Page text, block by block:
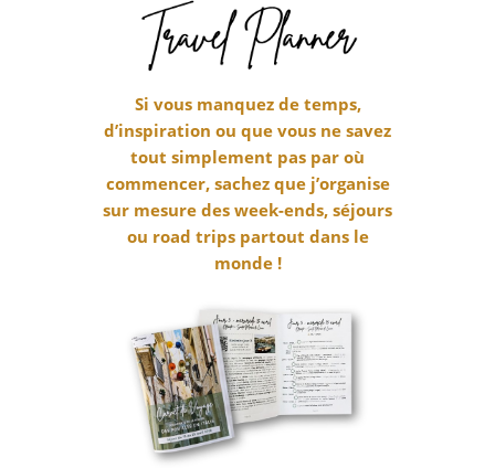
Si vous manquez de temps,
d’inspiration ou que vous ne savez
tout simplement pas par où
commencer, sachez que j’organise
sur mesure des week-ends, séjours
ou road trips partout dans le
monde !